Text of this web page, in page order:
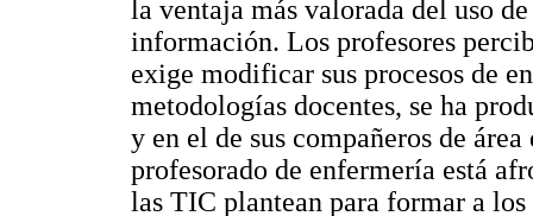
la ventaja más valorada del uso
información. Los profesores
exige modificar sus procesos de
metodologías docentes, se ha
y en el de sus compañeros de
profesorado de enfermería está
las TIC plantean para formar a